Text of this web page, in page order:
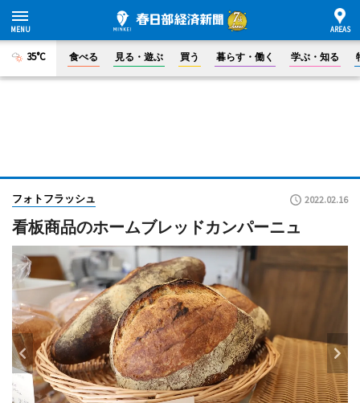
35°C 食べる 見る・遊ぶ 買う 暮らす・働く 学ぶ・知る
フォトフラッシュ 2022.02.16
看板商品のホームブレッドカンパーニュ